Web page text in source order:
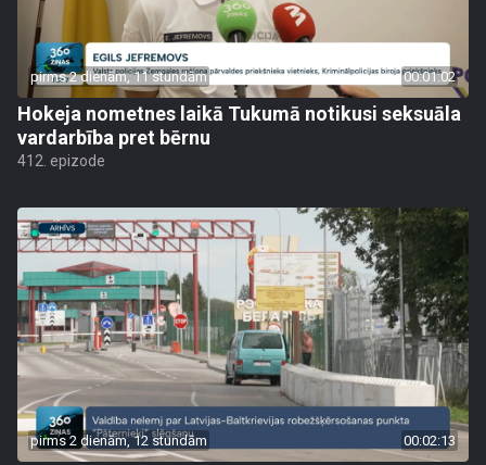
pirms 2 dienām, 11 stundām 00:01:02
Hokeja nometnes laikā Tukumā notikusi seksuāla
vardarbība pret bērnu
412. epizode
pirms 2 dienām, 12 stundām 00:02:13